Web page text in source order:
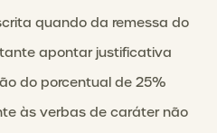
quando da remessa do
apontar justificativa
do porcentual de 25%
às verbas de caráter não